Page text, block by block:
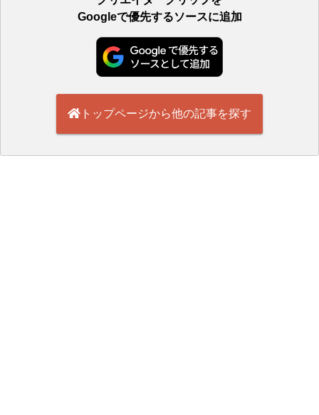
Googleで優先するソースに追加
トップページから他の記事を探す